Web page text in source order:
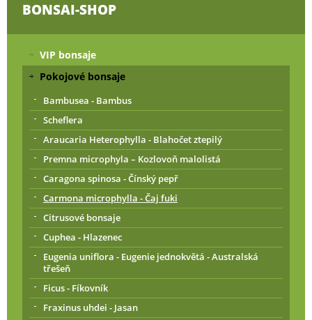
BONSAI-SHOP
VIP bonsaje
Pokojové bonsaje
Bambusea - Bambus
Scheflera
Araucaria Heterophylla - Blahočet ztepilý
Premna microphyla – Kozlovoň malolistá
Caragona spinosa - Čínský pepř
Carmona microphylla - Čaj fuki
Citrusové bonsaje
Cuphea - Hlazenec
Eugenia uniflora - Eugenie jednokvětá - Australská
třešeň
Ficus - Fíkovník
Fraxinus uhdei - Jasan